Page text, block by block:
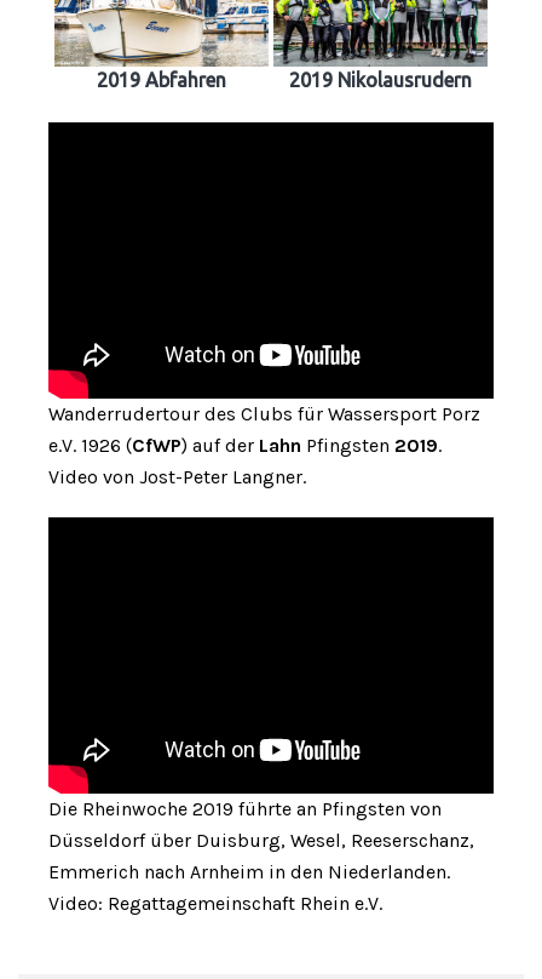
2019 Abfahren 2019 Nikolausrudern
Wanderrudertour des Clubs für Wassersport Porz
e.V. 1926 (CfWP) auf der Lahn Pfingsten 2019.
Video von Jost-Peter Langner.
Die Rheinwoche 2019 führte an Pfingsten von
Düsseldorf über Duisburg, Wesel, Reeserschanz,
Emmerich nach Arnheim in den Niederlanden.
Video: Regattagemeinschaft Rhein e.V.